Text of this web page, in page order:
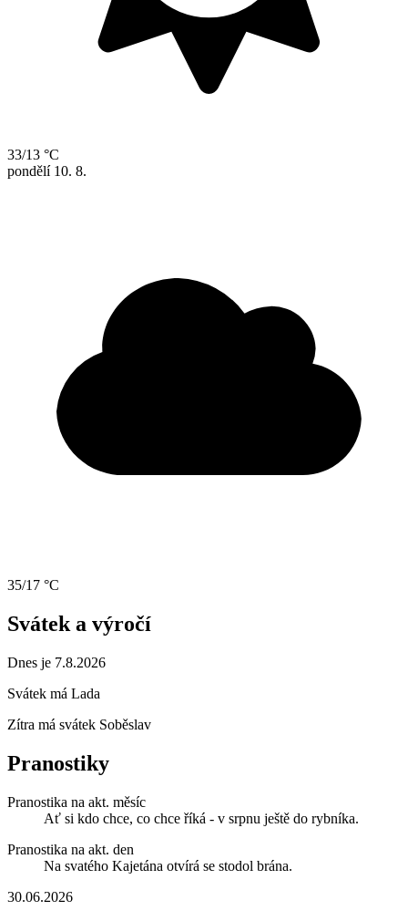
33/13 °C
pondělí 10. 8.
35/17 °C
Svátek a výročí
Dnes je 7.8.2026
Svátek má Lada
Zítra má svátek Soběslav
Pranostiky
Pranostika na akt. měsíc
Ať si kdo chce, co chce říká - v srpnu ještě do rybníka.
Pranostika na akt. den
Na svatého Kajetána otvírá se stodol brána.
30.06.2026